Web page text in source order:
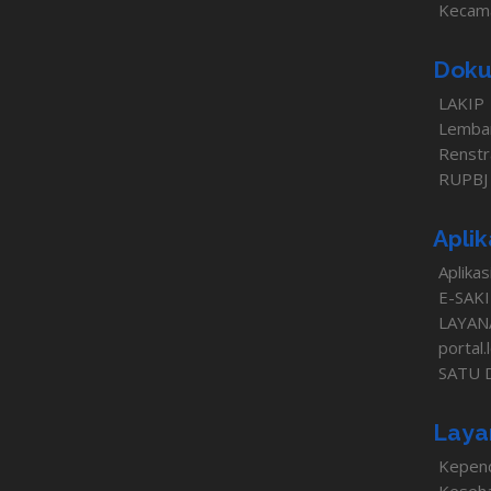
LAKIP
RUPBJ
E-
SATU